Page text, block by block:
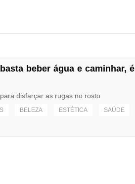
beber água e caminhar, é
disfarçar as rugas no rosto
BELEZA ESTÉTICA SAÚDE